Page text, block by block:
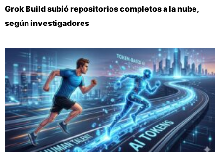
Grok Build subió repositorios completos a la nube,
según investigadores